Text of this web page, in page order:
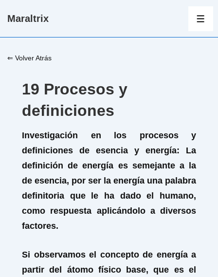
Saltar
principal
Maraltrix
⇐ Volver Atrás
19 Procesos y
definiciones
Investigación en los procesos y
definiciones de esencia y energía: La
definición de energía es semejante a la
de esencia, por ser la energía una palabra
definitoria que le ha dado el humano,
como respuesta aplicándolo a diversos
factores.
Si observamos el concepto de energía a
partir del átomo físico base, que es el